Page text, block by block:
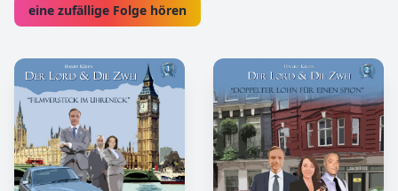
eine zufällige Folge hören